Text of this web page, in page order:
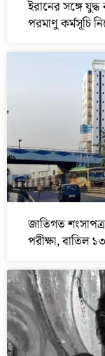
ইরানের সঙ্গে
পরমাণু কর্মসূচি
জাতিগত
পরীক্ষা, বাতিল